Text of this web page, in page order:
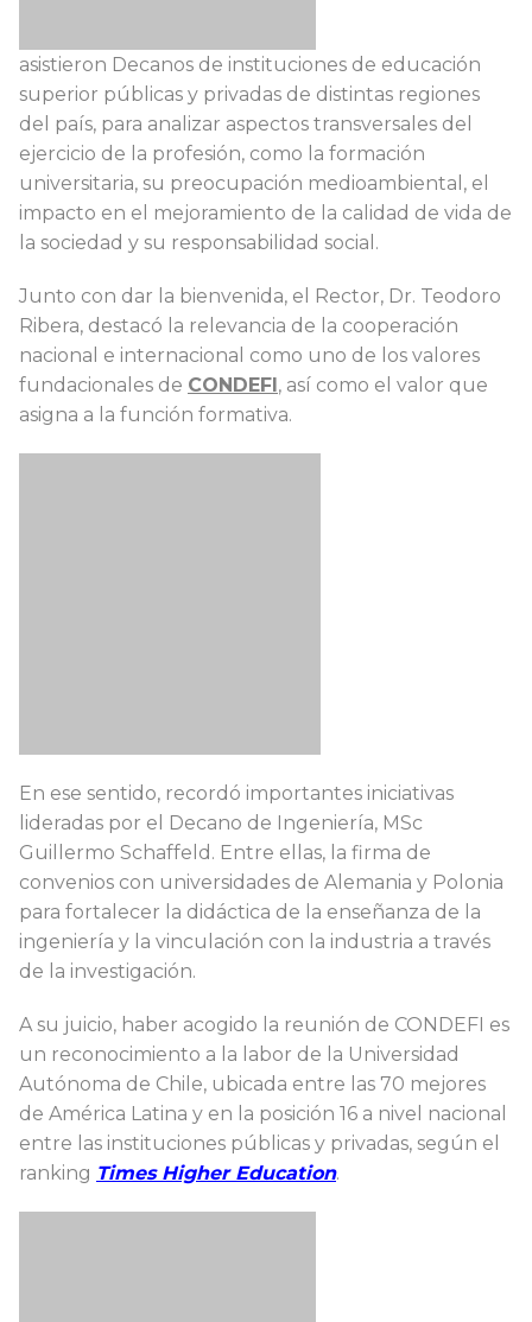
asistieron Decanos de instituciones de educación
superior públicas y privadas de distintas regiones
del país, para analizar aspectos transversales del
ejercicio de la profesión, como la formación
universitaria, su preocupación medioambiental, el
impacto en el mejoramiento de la calidad de vida de
la sociedad y su responsabilidad social.
Junto con dar la bienvenida, el Rector, Dr. Teodoro
Ribera, destacó la relevancia de la cooperación
nacional e internacional como uno de los valores
fundacionales de CONDEFI, así como el valor que
asigna a la función formativa.
En ese sentido, recordó importantes iniciativas
lideradas por el Decano de Ingeniería, MSc
Guillermo Schaffeld. Entre ellas, la firma de
convenios con universidades de Alemania y Polonia
para fortalecer la didáctica de la enseñanza de la
ingeniería y la vinculación con la industria a través
de la investigación.
A su juicio, haber acogido la reunión de CONDEFI es
un reconocimiento a la labor de la Universidad
Autónoma de Chile, ubicada entre las 70 mejores
de América Latina y en la posición 16 a nivel nacional
entre las instituciones públicas y privadas, según el
ranking Times Higher Education.